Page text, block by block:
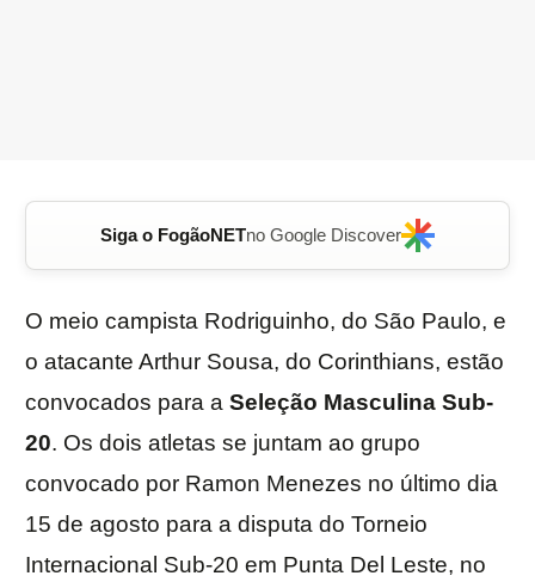
Siga o FogãoNETno Google Discover
O meio campista Rodriguinho, do São Paulo, e
o atacante Arthur Sousa, do Corinthians, estão
convocados para a Seleção Masculina Sub-
20. Os dois atletas se juntam ao grupo
convocado por Ramon Menezes no último dia
15 de agosto para a disputa do Torneio
Internacional Sub-20 em Punta Del Leste, no